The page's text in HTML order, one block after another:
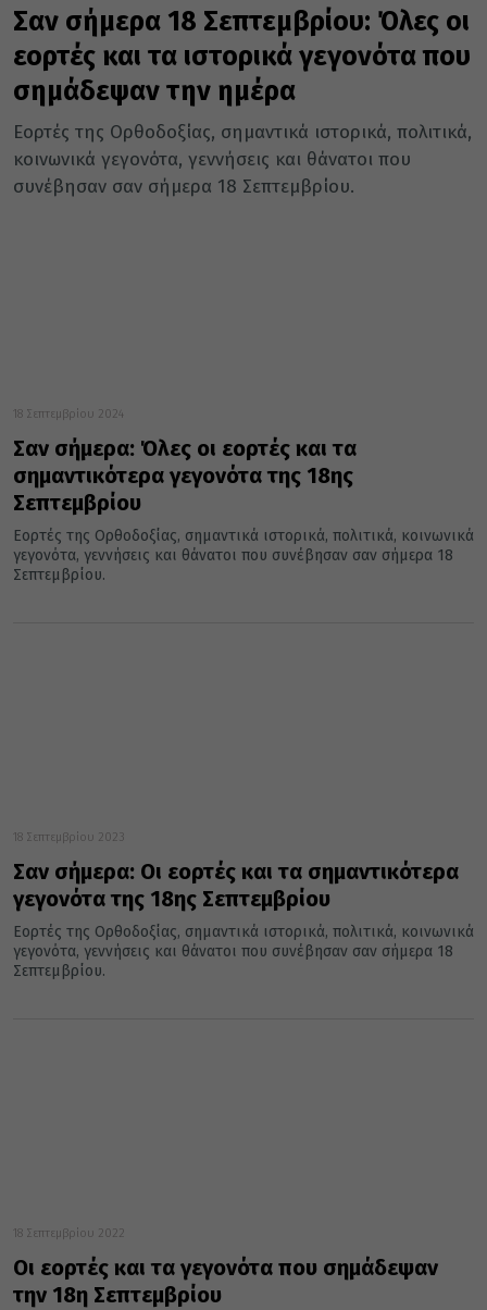
Σαν σήμερα 18 Σεπτεμβρίου: Όλες οι
εορτές και τα ιστορικά γεγονότα που
σημάδεψαν την ημέρα
Εορτές της Ορθοδοξίας, σημαντικά ιστορικά, πολιτικά,
κοινωνικά γεγονότα, γεννήσεις και θάνατοι που
συνέβησαν σαν σήμερα 18 Σεπτεμβρίου.
18 Σεπτεμβρίου 2024
Σαν σήμερα: Όλες οι εορτές και τα
σημαντικότερα γεγονότα της 18ης
Σεπτεμβρίου
Εορτές της Ορθοδοξίας, σημαντικά ιστορικά, πολιτικά, κοινωνικά
γεγονότα, γεννήσεις και θάνατοι που συνέβησαν σαν σήμερα 18
Σεπτεμβρίου.
18 Σεπτεμβρίου 2023
Σαν σήμερα: Οι εορτές και τα σημαντικότερα
γεγονότα της 18ης Σεπτεμβρίου
Εορτές της Ορθοδοξίας, σημαντικά ιστορικά, πολιτικά, κοινωνικά
γεγονότα, γεννήσεις και θάνατοι που συνέβησαν σαν σήμερα 18
Σεπτεμβρίου.
18 Σεπτεμβρίου 2022
Οι εορτές και τα γεγονότα που σημάδεψαν
την 18η Σεπτεμβρίου